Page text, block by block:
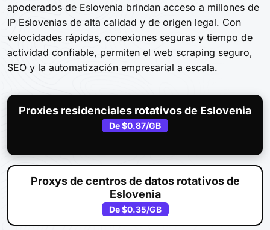
apoderados de Eslovenia brindan acceso a millones de
IP Eslovenias de alta calidad y de origen legal. Con
velocidades rápidas, conexiones seguras y tiempo de
actividad confiable, permiten el web scraping seguro,
SEO y la automatización empresarial a escala.
Proxies residenciales rotativos de Eslovenia
De$0.87/GB
Proxys de centros de datos rotativos de
Eslovenia
De$0.35/GB